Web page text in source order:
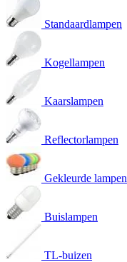
Standaardlampen
Kogellampen
Kaarslampen
Reflectorlampen
Gekleurde lampen
Buislampen
TL-buizen